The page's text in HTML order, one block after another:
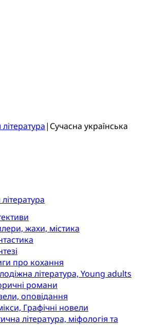
| Сучасна українська
жахи, містика
про кохання
література, Young adults
романи
оповідання
Графічні новели
література, міфологія та